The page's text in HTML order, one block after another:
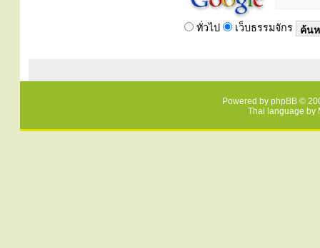
ทั่วไป เว็บธรรมจักร
Powered by phpBB ©
Thai language by